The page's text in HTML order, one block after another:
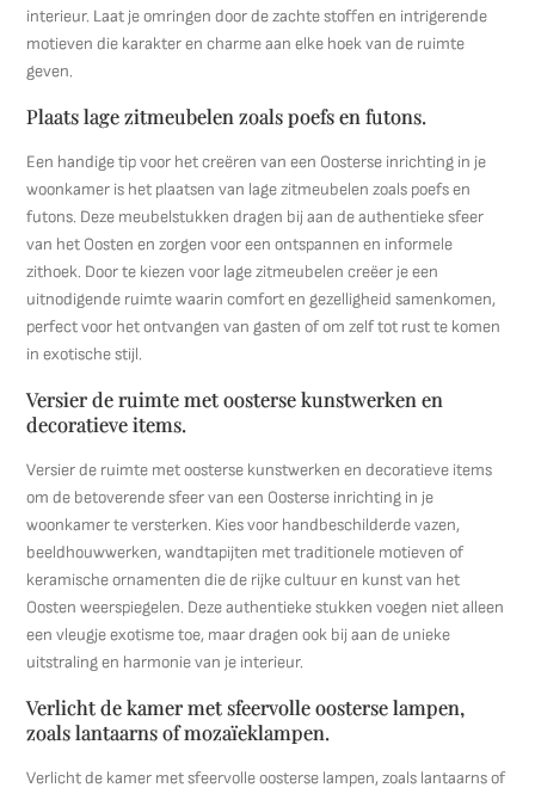
interieur. Laat je omringen door de zachte stoffen en intrigerende
motieven die karakter en charme aan elke hoek van de ruimte
geven.
Plaats lage zitmeubelen zoals poefs en futons.
Een handige tip voor het creëren van een Oosterse inrichting in je
woonkamer is het plaatsen van lage zitmeubelen zoals poefs en
futons. Deze meubelstukken dragen bij aan de authentieke sfeer
van het Oosten en zorgen voor een ontspannen en informele
zithoek. Door te kiezen voor lage zitmeubelen creëer je een
uitnodigende ruimte waarin comfort en gezelligheid samenkomen,
perfect voor het ontvangen van gasten of om zelf tot rust te komen
in exotische stijl.
Versier de ruimte met oosterse kunstwerken en
decoratieve items.
Versier de ruimte met oosterse kunstwerken en decoratieve items
om de betoverende sfeer van een Oosterse inrichting in je
woonkamer te versterken. Kies voor handbeschilderde vazen,
beeldhouwwerken, wandtapijten met traditionele motieven of
keramische ornamenten die de rijke cultuur en kunst van het
Oosten weerspiegelen. Deze authentieke stukken voegen niet alleen
een vleugje exotisme toe, maar dragen ook bij aan de unieke
uitstraling en harmonie van je interieur.
Verlicht de kamer met sfeervolle oosterse lampen,
zoals lantaarns of mozaïeklampen.
Verlicht de kamer met sfeervolle oosterse lampen, zoals lantaarns of